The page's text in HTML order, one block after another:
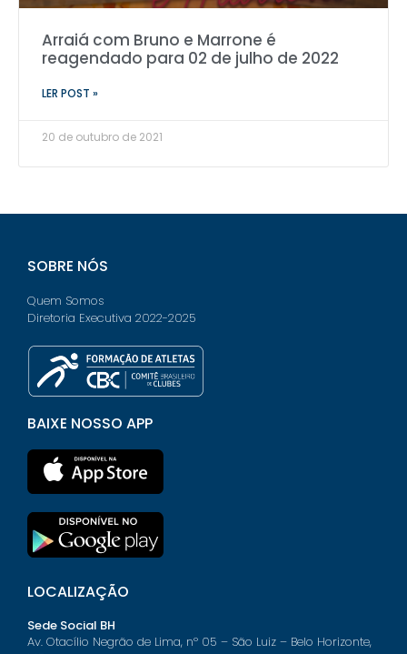
Arraiá com Bruno e Marrone é
reagendado para 02 de julho de 2022
LER POST »
20 de outubro de 2021
SOBRE NÓS
Quem Somos
Diretoria Executiva 2022-2025
BAIXE NOSSO APP
LOCALIZAÇÃO
Sede Social BH
Av. Otacílio Negrão de Lima, nº 05 – São Luiz – Belo Horizonte,